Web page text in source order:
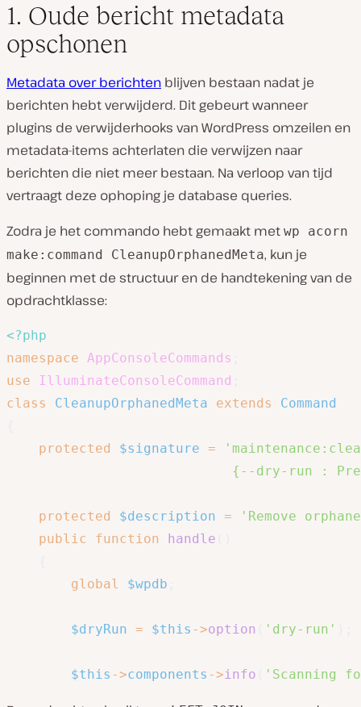
1. Oude bericht metadata
opschonen
Metadata over berichten blijven bestaan nadat je
berichten hebt verwijderd. Dit gebeurt wanneer
plugins de verwijderhooks van WordPress omzeilen en
metadata-items achterlaten die verwijzen naar
berichten die niet meer bestaan. Na verloop van tijd
vertraagt deze ophoping je database queries.
Zodra je het commando hebt gemaakt met wp acorn
make:command CleanupOrphanedMeta, kun je
beginnen met de structuur en de handtekening van de
opdrachtklasse:
<?php
namespace AppConsoleCommands
use
IlluminateConsoleCommand
class
CleanupOrphanedMeta extends
Command
protected
$signature =
{--dry-run :
protected $description =
'Remove
public
function handle
global
$wpdb
$dryRun = $this ->option 'dry-run'
$this ->components ->info 'Scanning